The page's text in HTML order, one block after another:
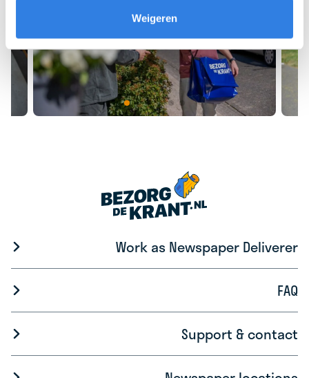
Weigeren
Work as Newspaper Deliverer
FAQ
Support & contact